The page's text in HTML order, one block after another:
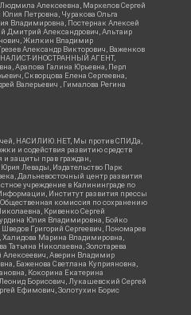
Алексеевна, Маркелов Сергей
Петровна, Чуракова Ольга
Владимировна, Постернак Алексей
Дмитрий Александрович, Альтаир
Жилкин Владимир
Александр Викторович, Важенков
ИНОСТРАННЫЙ АГЕНТ,
Арапова Галина Юрьевна, Перл
Скворцова Елена Сергеевна,
Валерьевич , Гималова Регина
НАСИЛИЮ.НЕТ, Мы против СПИДа,
и содействия развитию средств
защиты прав граждан,
Левады, Издательство Парк
Дальневосточный центр развития
учреждение в Калининграде по
Институт развития прессы
комиссия по сохранению
Кривенко Сергей
Юлия Владимировна, Бойко
Григорий Сергеевич, Пономарев
Халидова Марина Владимировна,
Татьяна Николаевна, Золотарева
Алексеевич, Аверин Владимир
Баженова Светлана Куприяновна,
Кокорина Екатерина
Борисович, Лукашевский Сергей
Ефимович, Золотухин Борис